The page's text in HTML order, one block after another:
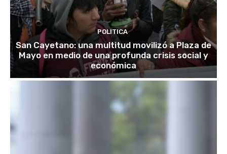
POLITICA
San Cayetano: una multitud movilizó a Plaza de
Mayo en medio de una profunda crisis social y
económica